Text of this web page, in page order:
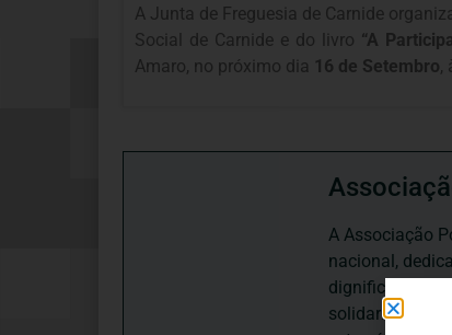
A Junta de Freguesia de Carnide
Social de Carnide e do livro “A
Amaro, no próximo dia 16 de Setembro,
A Associação
nacional,
dignificação,
solidariedade